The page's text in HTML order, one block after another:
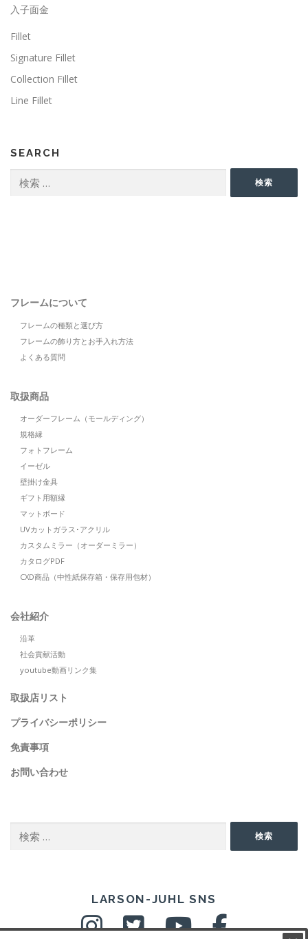
入子面金
Fillet
Signature Fillet
Collection Fillet
Line Fillet
SEARCH
索:
検索
フレームについて
フレームの種類と選び方
フレームの飾り方とお手入れ方法
よくある質問
取扱商品
オーダーフレーム（モールディング）
規格縁
フォトフレーム
イーゼル
壁掛け金具
ギフト用額縁
マットボード
UVカットガラス･アクリル
カスタムミラー（オーダーミラー）
カタログPDF
CXD商品（中性紙保存箱・保存用包材）
会社紹介
沿革
社会貢献活動
youtube動画リンク集
取扱店リスト
プライバシーポリシー
免責事項
お問い合わせ
索:
検索
LARSON-JUHL SNS